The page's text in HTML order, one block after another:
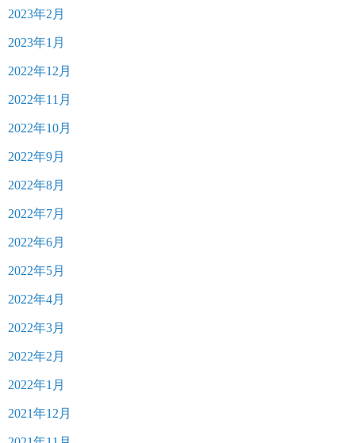
2023年2月
2023年1月
2022年12月
2022年11月
2022年10月
2022年9月
2022年8月
2022年7月
2022年6月
2022年5月
2022年4月
2022年3月
2022年2月
2022年1月
2021年12月